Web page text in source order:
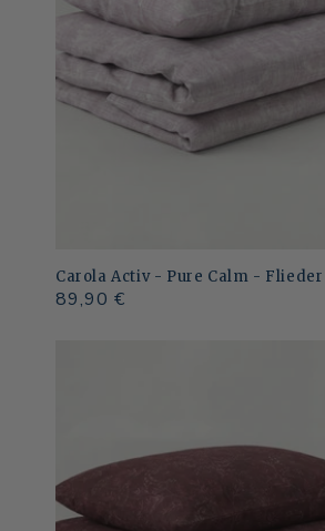
r
i
Carola Activ - Pure Calm - Flieder
Normaler
89,90 €